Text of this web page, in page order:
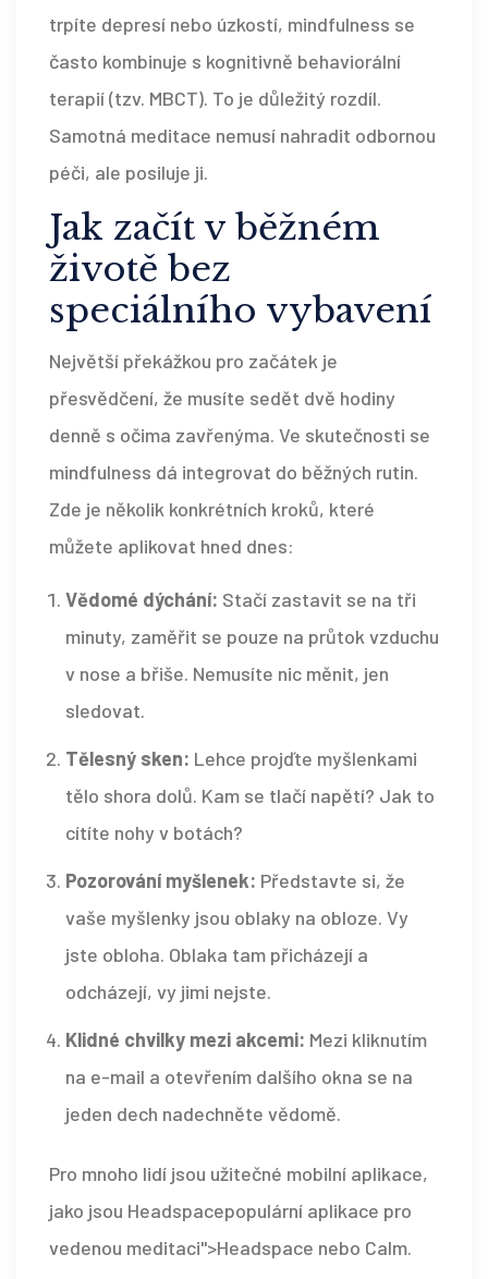
trpíte depresí nebo úzkostí, mindfulness se
často kombinuje s kognitivně behaviorální
terapií (tzv. MBCT). To je důležitý rozdíl.
Samotná meditace nemusí nahradit odbornou
péči, ale posiluje ji.
Jak začít v běžném
životě bez
speciálního vybavení
Největší překážkou pro začátek je
přesvědčení, že musíte sedět dvě hodiny
denně s očima zavřenýma. Ve skutečnosti se
mindfulness dá integrovat do běžných rutin.
Zde je několik konkrétních kroků, které
můžete aplikovat hned dnes:
Vědomé dýchání: Stačí zastavit se na tři
minuty, zaměřit se pouze na průtok vzduchu
v nose a břiše. Nemusíte nic měnit, jen
sledovat.
Tělesný sken: Lehce projďte myšlenkami
tělo shora dolů. Kam se tlačí napětí? Jak to
cítíte nohy v botách?
Pozorování myšlenek: Představte si, že
vaše myšlenky jsou oblaky na obloze. Vy
jste obloha. Oblaka tam přicházejí a
odcházejí, vy jimi nejste.
Klidné chvilky mezi akcemi: Mezi kliknutím
na e-mail a otevřením dalšího okna se na
jeden dech nadechněte vědomě.
Pro mnoho lidí jsou užitečné mobilní aplikace,
jako jsou Headspacepopulární aplikace pro
vedenou meditaci">Headspace nebo Calm.